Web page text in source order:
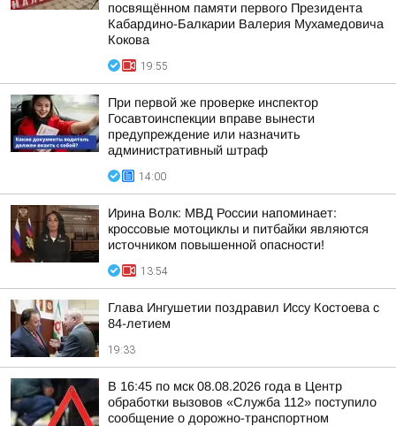
посвящённом памяти первого Президента
Кабардино-Балкарии Валерия Мухамедовича
Кокова
19:55
При первой же проверке инспектор
Госавтоинспекции вправе вынести
предупреждение или назначить
административный штраф
14:00
Ирина Волк: МВД России напоминает:
кроссовые мотоциклы и питбайки являются
источником повышенной опасности!
13:54
Глава Ингушетии поздравил Иссу Костоева с
84-летием
19:33
В 16:45 по мск 08.08.2026 года в Центр
обработки вызовов «Служба 112» поступило
сообщение о дорожно-транспортном